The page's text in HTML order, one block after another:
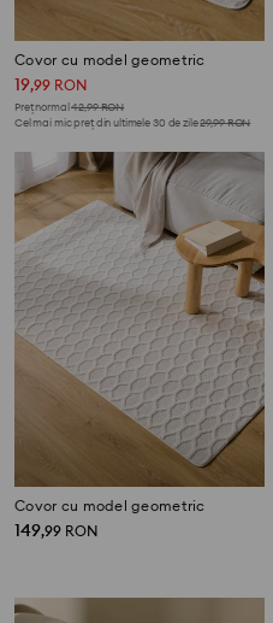
Covor cu model geometric
19,99 RON
Preț normal42,99RON
Cel mai mic preț din ultimele 30 de zile29,99RON
Covor cu model geometric
149,99 RON